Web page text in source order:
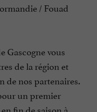
/ Fouad
Gascogne vous
de la région et
de nos partenaires.
un premier
fin de saison à